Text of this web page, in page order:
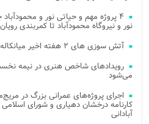
۴ پروژه مهم و حیاتی نور و
نور و نیروگاه محمودآباد تا کمربندی
آتش‌ سوزی‌ های ۲ هفته اخیر میانکاله عمدی بود
می‌شود
اجرای پروژه‌های عمرانی بزرگ در
کارنامه درخشان دهیاری و شورای
آبادانی